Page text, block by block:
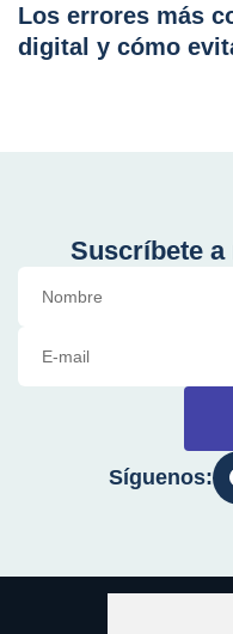
Los errores más
digital y cómo
Suscríbete
Síguenos: